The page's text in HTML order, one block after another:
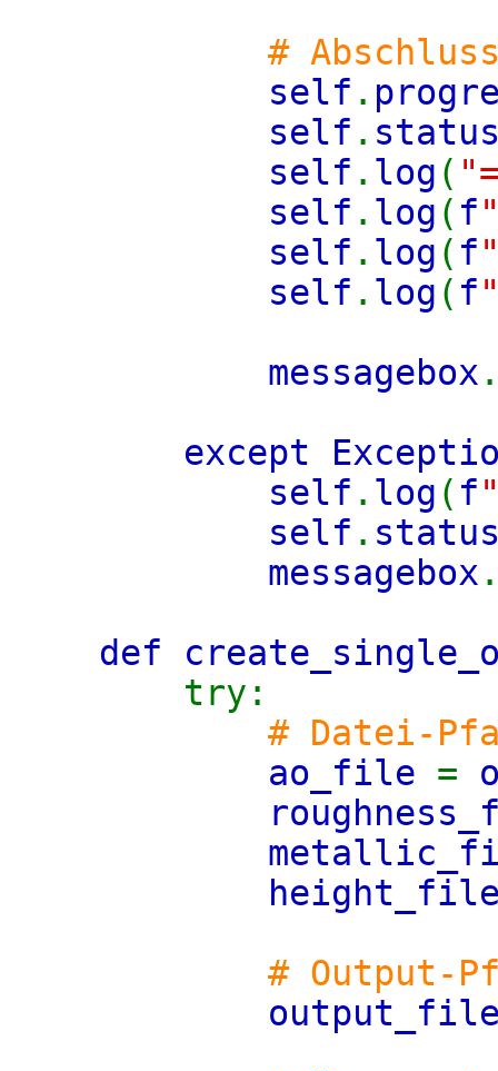
#
self .
self .
self . log (
self . log ( f
self . log ( f
self . log ( f
messagebox
except
self . log ( f
self .
messagebox
def
try:
# Datei-
ao_file =
# Output-